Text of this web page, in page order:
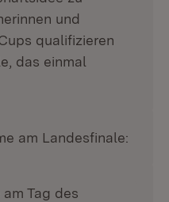
und
qualifizieren
das einmal
am Landesfinale:
Tag des